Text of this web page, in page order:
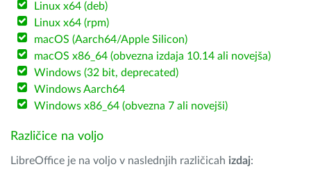
Linux x64 (deb)
Linux x64 (rpm)
macOS (Aarch64/Apple Silicon)
macOS x86_64 (obvezna izdaja 10.14 ali novejša)
Windows (32 bit, deprecated)
Windows Aarch64
Windows x86_64 (obvezna 7 ali novejši)
Različice na voljo
LibreOffice je na voljo v naslednjih različicah izdaj: